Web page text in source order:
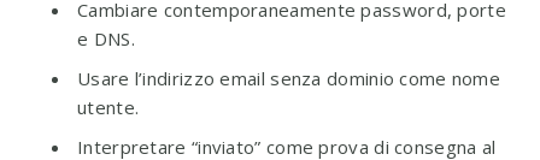
Cambiare contemporaneamente password, porte
e DNS.
Usare l’indirizzo email senza dominio come nome
utente.
Interpretare “inviato” come prova di consegna al